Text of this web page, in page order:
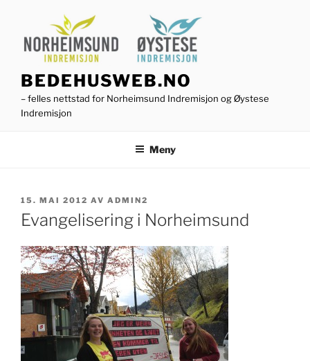
innhold
BEDEHUSWEB.NO
– felles nettstad for Norheimsund Indremisjon og Øystese
Indremisjon
Meny
PUBLISERT
15. MAI 2012 AV ADMIN2
Evangelisering i Norheimsund